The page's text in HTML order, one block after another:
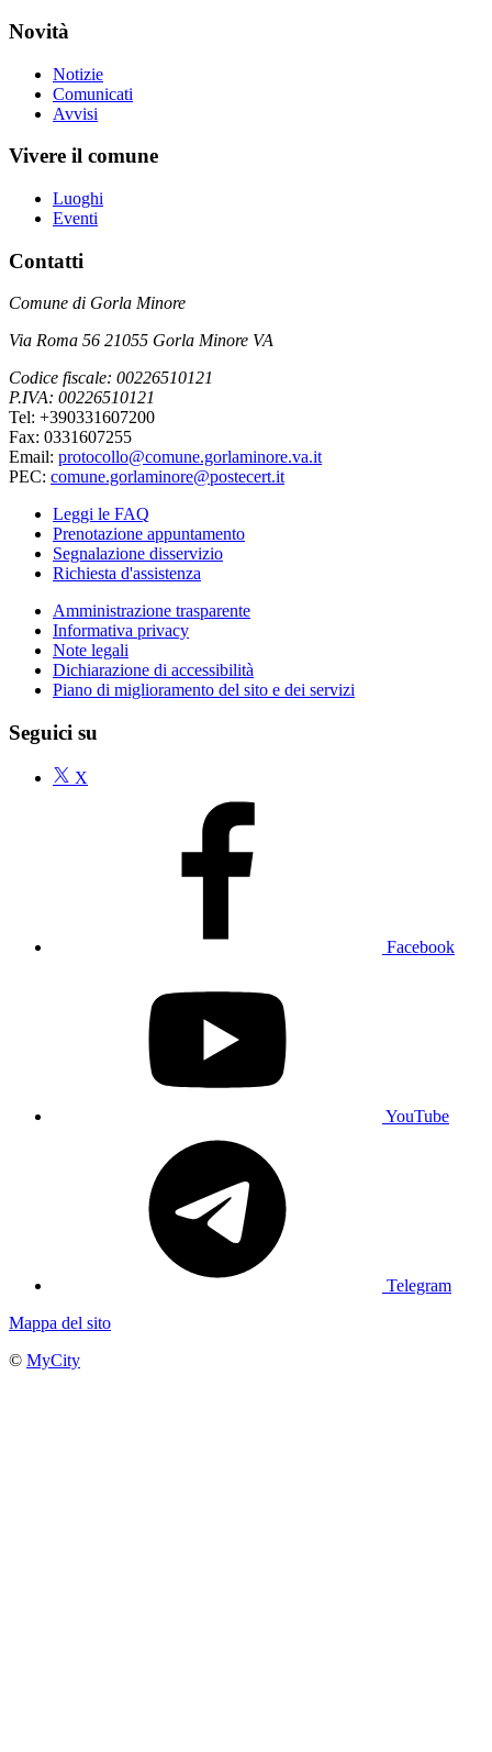
Novità
Notizie
Comunicati
Avvisi
Vivere il comune
Luoghi
Eventi
Contatti
Comune di Gorla Minore
Via Roma 56 21055 Gorla Minore VA
Codice fiscale: 00226510121
P.IVA: 00226510121
Tel: +390331607200
Fax: 0331607255
Email: protocollo@comune.gorlaminore.va.it
PEC: comune.gorlaminore@postecert.it
Leggi le FAQ
Prenotazione appuntamento
Segnalazione disservizio
Richiesta d'assistenza
Amministrazione trasparente
Informativa privacy
Note legali
Dichiarazione di accessibilità
Piano di miglioramento del sito e dei servizi
Seguici su
X
Facebook
YouTube
Telegram
Mappa del sito
© MyCity